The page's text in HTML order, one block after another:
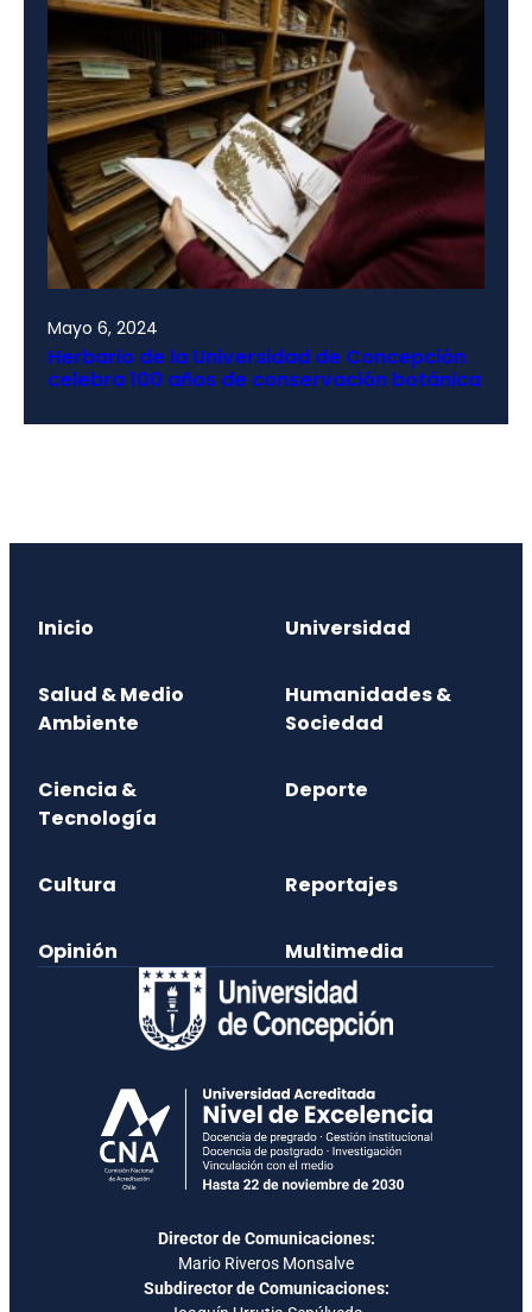
Mayo 6, 2024
Herbario de la Universidad de Concepción
celebra 100 años de conservación botánica
Inicio Universidad
Salud & Medio
Ambiente
Humanidades &
Sociedad
Ciencia &
Tecnología
Deporte
Cultura Reportajes
Opinión Multimedia
Director de Comunicaciones:
Mario Riveros Monsalve
Subdirector de Comunicaciones: